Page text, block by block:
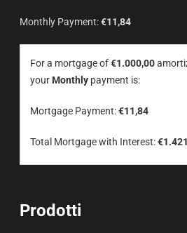
Monthly Payment:€11,84
For a mortgage of€1.000,00
your Monthly payment is:
Mortgage Payment:€11,84
Total Mortgage with Interest:
Prodotti